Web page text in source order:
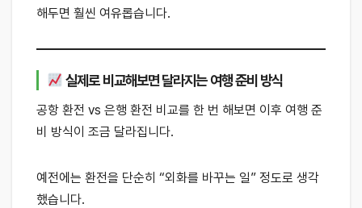
해두면 훨씬 여유롭습니다.
실제로 비교해보면 달라지는 여행 준비 방식
공항 환전 vs 은행 환전 비교를 한 번 해보면 이후 여행 준
비 방식이 조금 달라집니다.
예전에는 환전을 단순히 “외화를 바꾸는 일” 정도로 생각
했습니다.